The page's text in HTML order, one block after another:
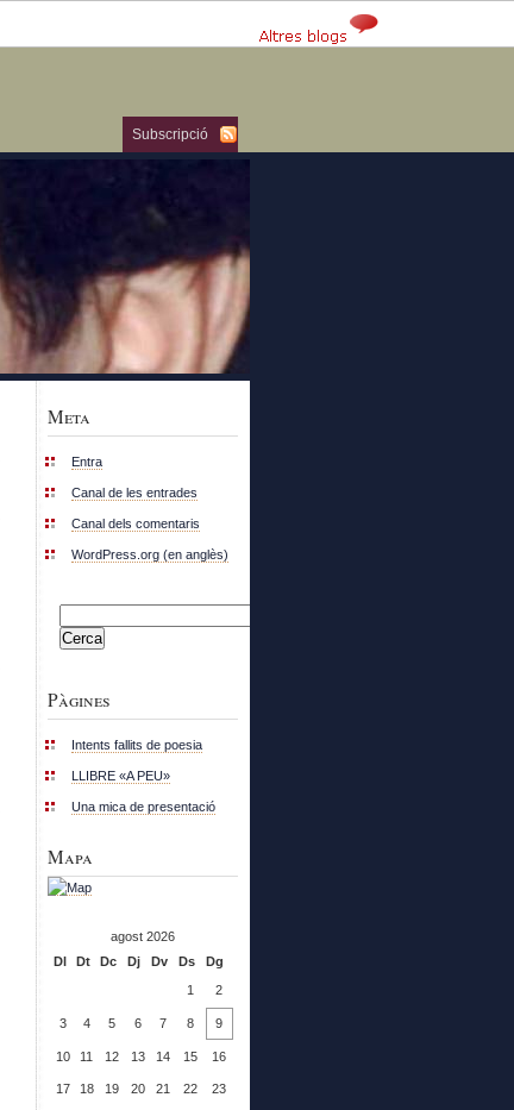
Subscripció
Meta
Entra
Canal de les entrades
Canal dels comentaris
WordPress.org (en anglès)
Pàgines
Intents fallits de poesia
LLIBRE «A PEU»
Una mica de presentació
Mapa
agost 2026
Dl
Dt Dc Dj Dv Ds
Dg
1
2
3 4 5 6 7 8 9
10 11 12 13 14 15 16
17 18 19 20 21 22 23